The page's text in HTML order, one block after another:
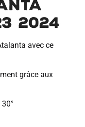
2024
avec ce
grâce aux